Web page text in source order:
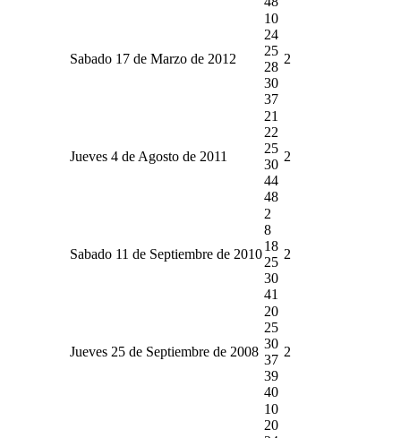
Sabado 17 de Marzo de 2012
10
24
25
28
30
37
2
Jueves 4 de Agosto de 2011
21
22
25
30
44
48
2
Sabado 11 de Septiembre de 2010
2
8
18
25
30
41
2
Jueves 25 de Septiembre de 2008
20
25
30
37
39
40
2
10
20